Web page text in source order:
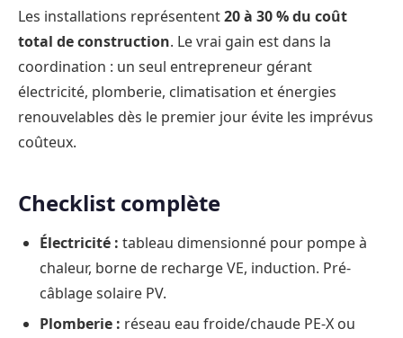
Les installations représentent20 à 30 % du coût
total de construction. Le vrai gain est dans la
coordination : un seul entrepreneur gérant
électricité, plomberie, climatisation et énergies
renouvelables dès le premier jour évite les imprévus
coûteux.
Checklist complète
Électricité : tableau dimensionné pour pompe à
chaleur, borne de recharge VE, induction. Pré-
câblage solaire PV.
Plomberie : réseau eau froide/chaude PE-X ou